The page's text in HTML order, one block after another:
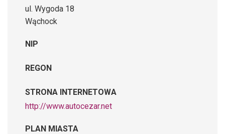
ul. Wygoda 18
Wąchock
NIP
REGON
STRONA INTERNETOWA
http://www.autocezar.net
PLAN MIASTA